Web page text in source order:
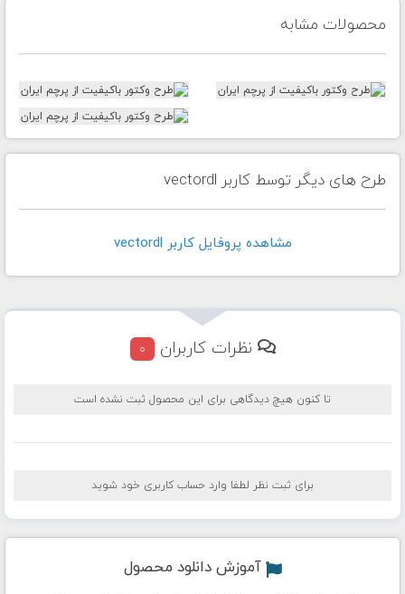
محصولات مشابه
طرح های دیگر توسط کاربر vectordl
مشاهده پروفايل کاربر vectordl
نظرات کاربران 0
تا کنون هیچ دیدگاهی برای این محصول ثبت نشده است
برای ثبت نظر لطفا وارد حساب کاربری خود شوید
آموزش دانلود محصول